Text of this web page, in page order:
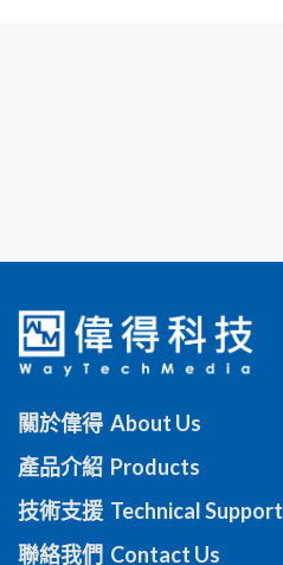
關於偉得 About Us
產品介紹 Products
技術支援 Technical Support
聯絡我們 Contact Us